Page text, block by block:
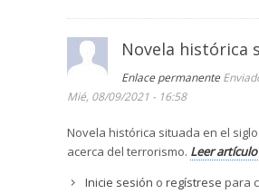
independencia de Serbia, 1813, y
Francia había incorporado a su
Túnez. El Reino Unido se hace con
Italia con Libia.
intervención de Francia e
de Crimea, 1853-1856, Crimea y el
independencia.
Novela histórica
Enlace permanente
Mié, 08/09/2021 - 16:58
Novela histórica situada en el
acerca del terrorismo. Leer artículo
Inicie sesión o regístrese para